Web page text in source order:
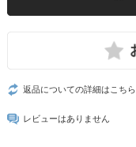
返品についての詳細はこちら
レビューはありません